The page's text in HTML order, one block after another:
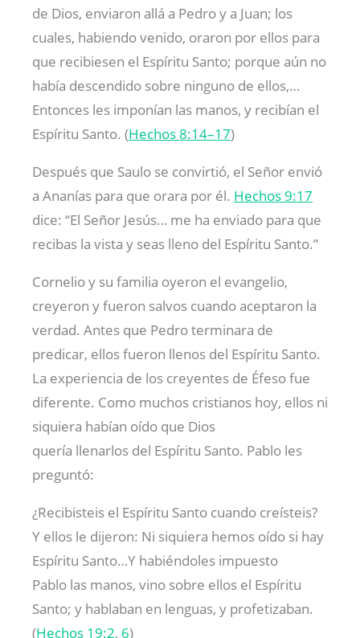
de Dios, enviaron allá a Pedro y a Juan; los
cuales, habiendo venido, oraron por ellos para
que recibiesen el Espíritu Santo; porque aún no
había descendido sobre ninguno de ellos,…
Entonces les imponían las manos, y recibían el
Espíritu Santo. (Hechos 8:14–17)
Después que Saulo se convirtió, el Señor envió
a Ananías para que orara por él. Hechos 9:17
dice: “El Señor Jesús… me ha enviado para que
recibas la vista y seas lleno del Espíritu Santo.”
Cornelio y su familia oyeron el evangelio,
creyeron y fueron salvos cuando aceptaron la
verdad. Antes que Pedro terminara de
predicar, ellos fueron llenos del Espíritu Santo.
La experiencia de los creyentes de Éfeso fue
diferente. Como muchos cristianos hoy, ellos ni
siquiera habían oído que Dios
quería llenarlos del Espíritu Santo. Pablo les
preguntó:
¿Recibisteis el Espíritu Santo cuando creísteis?
Y ellos le dijeron: Ni siquiera hemos oído si hay
Espíritu Santo…Y habiéndoles impuesto
Pablo las manos, vino sobre ellos el Espíritu
Santo; y hablaban en lenguas, y profetizaban.
(Hechos 19:2, 6)